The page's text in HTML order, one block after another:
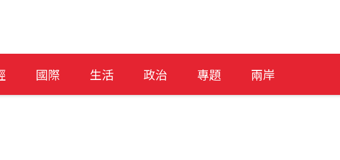
國際 生活 政治 專題 兩岸